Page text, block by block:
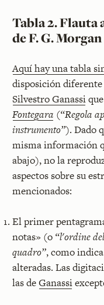
Tabla 2. Flauta
de F. G. Morgan
Aquí hay una tabla
disposición
Silvestro Ganassi
Fontegara (“Regola
instrumento”). Dado
misma información
abajo), no la
aspectos sobre su
mencionados:
El primer
notas» (o “l'ordine
quadro”, como
alteradas. Las
las deGanassi